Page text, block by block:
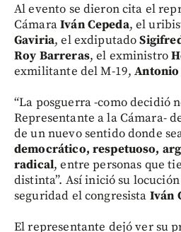
Al evento se dieron cita el
CámaraIván Cepeda, el
Gaviria, el exdiputado
Roy Barreras, el exministro
exmilitante del M-19,
“La posguerra -como decidió
Representante a la Cámara-
de un nuevo sentido donde
democrático, respetuoso,
radical, entre personas que
distinta”. Así inició su
seguridad el congresista Iván
El representante dejó ver su